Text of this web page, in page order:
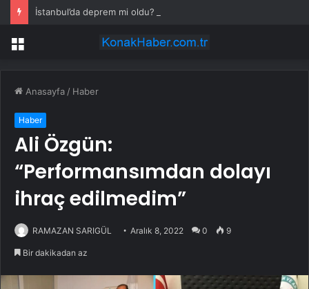
Menü
Anasayfa / Haber
Haber
Ali Özgün:
“Performansımdan dolayı
ihraç edilmedim”
RAMAZAN SARIGÜL Aralık 8, 2022 0 9
Bir dakikadan az